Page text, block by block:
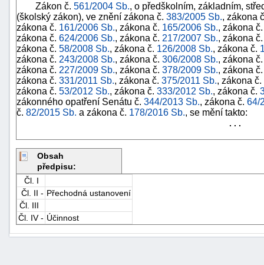
Zákon č. 561/2004 Sb., o předškolním, základním,
(školský zákon), ve znění zákona č. 383/2005 Sb., zákona
zákona č. 161/2006 Sb., zákona č. 165/2006 Sb., zákona
zákona č. 624/2006 Sb., zákona č. 217/2007 Sb., zákona
zákona č. 58/2008 Sb., zákona č. 126/2008 Sb., zákona č.
zákona č. 243/2008 Sb., zákona č. 306/2008 Sb., zákona
zákona č. 227/2009 Sb., zákona č. 378/2009 Sb., zákona
zákona č. 331/2011 Sb., zákona č. 375/2011 Sb., zákona č.
zákona č. 53/2012 Sb., zákona č. 333/2012 Sb., zákona č.
zákonného opatření Senátu č. 344/2013 Sb., zákona č. 64/
č. 82/2015 Sb. a zákona č. 178/2016 Sb., se mění takto:
. . .
Obsah
předpisu:
Čl. I
Čl. II - Přechodná ustanovení
Čl. III
Čl. IV - Účinnost
škody